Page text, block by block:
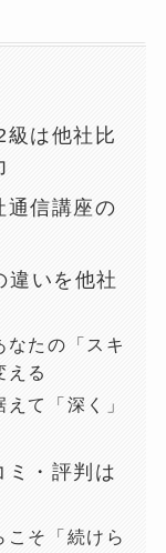
級は他社比
通信講座の
違いを他社
なたの「スキ
える
て「深く」
ミ・評判は
こそ「続けら